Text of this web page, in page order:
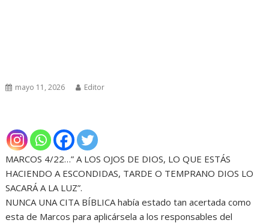
mayo 11, 2026 Editor
MARCOS 4/22…” A LOS OJOS DE DIOS, LO QUE ESTÁS
HACIENDO A ESCONDIDAS, TARDE O TEMPRANO DIOS LO
SACARÁ A LA LUZ”.
NUNCA UNA CITA BÍBLICA había estado tan acertada como
esta de Marcos para aplicársela a los responsables del